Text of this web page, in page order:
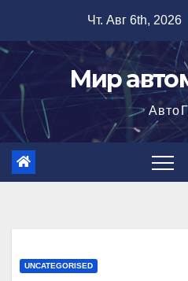
содержимому
Чт. Авг 6th, 2026
Мир
UNCATEGORISED